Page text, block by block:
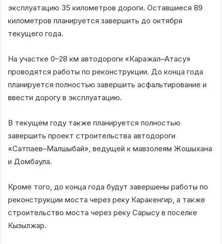
эксплуатацию 35 километров дороги. Оставшиеся 89
километров планируется завершить до октября
текущего года.
На участке 0–28 км автодороги «Каражал–Атасу»
проводятся работы по реконструкции. До конца года
планируется полностью завершить асфальтирование и
ввести дорогу в эксплуатацию.
В текущем году также планируется полностью
завершить проект строительства автодороги
«Сатпаев–Малшыбай», ведущей к мавзолеям Жошыхана
и Домбаула.
Кроме того, до конца года будут завершены работы по
реконструкции моста через реку Каракенгир, а также
строительство моста через реку Сарысу в поселке
Кызылжар.